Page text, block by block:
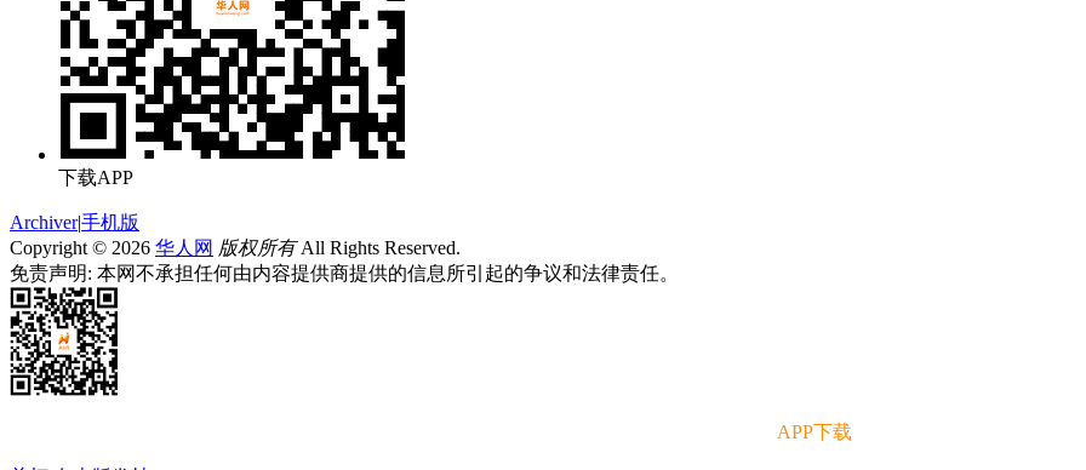
下载APP
Archiver|手机版
Copyright © 2026 华人网 版权所有All Rights Reserved.
免责声明: 本网不承担任何由内容提供商提供的信息所引起的争议和法律责任。
APP下载